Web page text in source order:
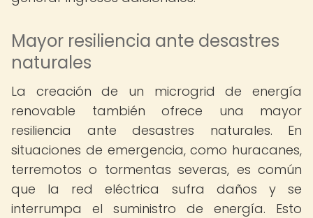
Mayor resiliencia ante desastres
naturales
La creación de un microgrid de energía
renovable también ofrece una mayor
resiliencia ante desastres naturales. En
situaciones de emergencia, como huracanes,
terremotos o tormentas severas, es común
que la red eléctrica sufra daños y se
interrumpa el suministro de energía. Esto